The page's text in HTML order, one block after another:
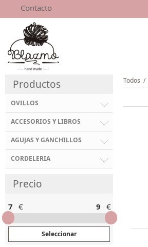
Contacto
Productos
OVILLOS
ACCESORIOS Y LIBROS
AGUJAS Y GANCHILLOS
CORDELERIA
Precio
7 € 9 €
Todos /